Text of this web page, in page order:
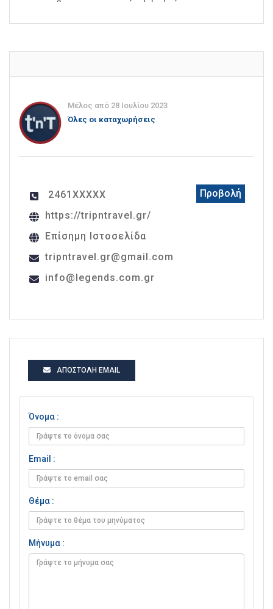
Μέλος από 28 Ιουλίου 2023
Όλες οι καταχωρήσεις
2461XXXXX
Προβολή
https://tripntravel.gr/
Επίσημη Ιστοσελίδα
tripntravel.gr@gmail.com
info@legends.com.gr
ΑΠΟΣΤΟΛΉ EMAIL
Όνομα :
Email :
Θέμα :
Μήνυμα :